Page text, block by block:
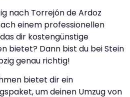
nach Torrejón de Ardoz
einem professionellen
dir kostengünstige
bietet? Dann bist du bei Stein
genau richtig!
bietet dir ein
um deinen Umzug von